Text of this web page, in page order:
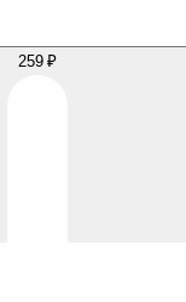
259 ₽